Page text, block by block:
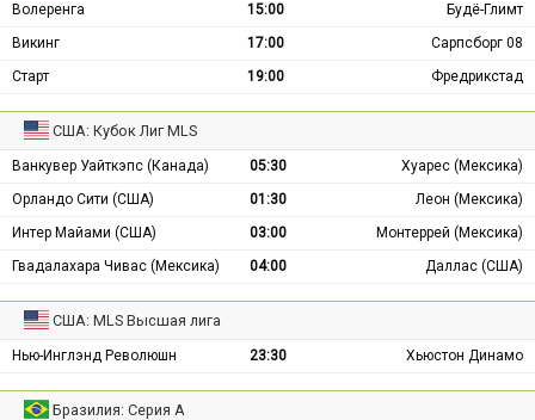
Волеренга 15:00
Будё-Глимт
Викинг
17:00
Сарпсборг 08
Старт
19:00 Фредрикстад
США: Кубок Лиг MLS
Ванкувер Уайткэпс (Канада) 05:30
Хуарес (Мексика)
Орландо Сити (США)
01:30
Леон (Мексика)
Интер Майами (США)
03:00
Монтеррей (Мексика)
Гвадалахара Чивас (Мексика)
04:00 Даллас (США)
США: MLS Высшая лига
Нью-Инглэнд Революшн 23:30 Хьюстон Динамо
Бразилия: Серия А